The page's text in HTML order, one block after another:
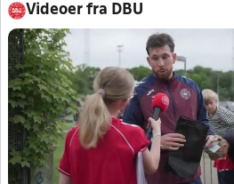
Videoer fra DBU